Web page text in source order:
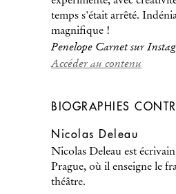
temps s'était arrêté.
magnifique !
Penelope Carnet sur
Accéder au contenu
BIOGRAPHIES
Nicolas Deleau
Nicolas Deleau est
Prague, où il enseigne le
théâtre.